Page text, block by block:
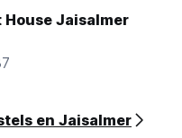
Jaisalmer
en Jaisalmer